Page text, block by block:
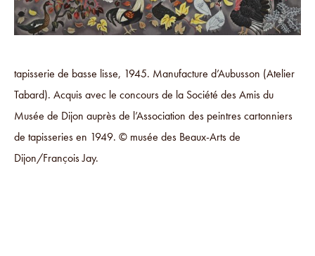
tapisserie de basse lisse, 1945. Manufacture d’Aubusson (Atelier
Tabard). Acquis avec le concours de la Société des Amis du
Musée de Dijon auprès de l’Association des peintres cartonniers
de tapisseries en 1949. © musée des Beaux-Arts de
Dijon/François Jay.